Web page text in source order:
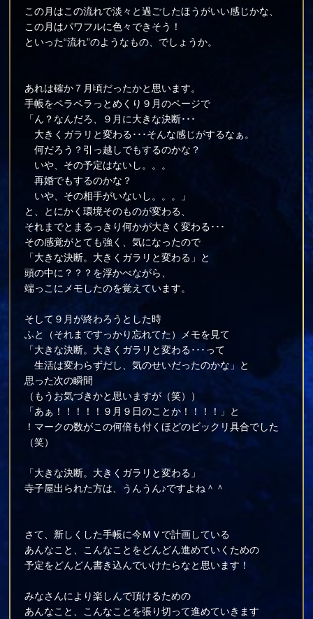
この月はこの流れで淡々と過ごしたほうがいい感じかな、
この月はパワフルに色々できそう！
といった“流れ”のようなもの、でしょうか。
あれは確か７月頃だったかと思います。
手帳をペラペラっとめくり９月のページで
「ん？なんだろ、９月に大きな決断･･･
大きくガラリと変わる･･･そんな感じがするなぁ。
何だろう？引っ越しでもするのかな？
いや、その予定はないし。。。
再婚でもするのかな？
いや、その相手がいないし。。。」
と、とにかく環境そのものが変わる、
それまでとまるっきり何かが大きく変わる･･･
その感覚がとても強く、気になったので
「大きな決断。大きくガラリと変わる」と
頭の中に？？？を浮かべながら、
端っこにメモしたのを覚えています。
そして９月が終わろうとした時
ふと（それまですっかり忘れてた）メモを見て
「大きな決断。大きくガラリと変わる･･･って
生活は変わらずだし、気のせいだったのかな」と
思った次の瞬間
（もうお気づきかと思いますが（笑））
「あぁ！！！！！９月９日のことか！！！！」と
！マークの数がこの何倍も付くほどのビックリ具合でした
（笑）
「大きな決断。大きくガラリと変わる」
寺子屋出られた方は、うんうん♪ですよね＾＾
さて、新しくした手帳に今ＭＶで計画している
あんなこと、こんなことをどんどん進めていくための
予定をどんどん書き込んでいけたらなと思います！
みなさんにより楽しんで頂けるための
あんなこと、こんなことを張り切って進めていきます